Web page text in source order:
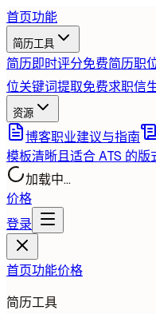
首页功能
简历工具
简历即时评分免费简历职
位关键词提取免费求职信
资源
博客职业建议与指南
模板清晰且适合 ATS 的版
加载中...
价格
登录
首页功能价格
简历工具